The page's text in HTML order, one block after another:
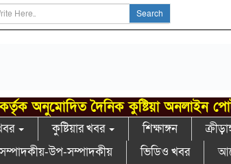
Search
কর্তৃক অনুমোদিত দৈনিক কুষ্টিয়া অনলাইন
কুষ্টিয়ার খবর শিক্ষাঙ্গন
সম্পাদকীয়-উপ-সম্পাদকীয় ভিডিও খবর